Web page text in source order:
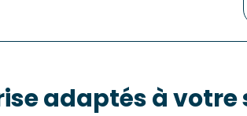
adaptés à